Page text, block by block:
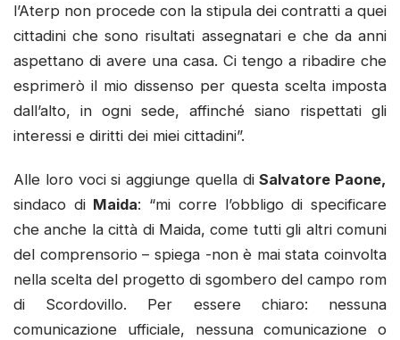
l’Aterp non procede con la stipula dei contratti a quei
cittadini che sono risultati assegnatari e che da anni
aspettano di avere una casa. Ci tengo a ribadire che
esprimerò il mio dissenso per questa scelta imposta
dall’alto, in ogni sede, affinché siano rispettati gli
interessi e diritti dei miei cittadini”.
Alle loro voci si aggiunge quella diSalvatore Paone,
sindaco di Maida: “mi corre l’obbligo di specificare
che anche la città di Maida, come tutti gli altri comuni
del comprensorio – spiega -non è mai stata coinvolta
nella scelta del progetto di sgombero del campo rom
di Scordovillo. Per essere chiaro: nessuna
comunicazione ufficiale, nessuna comunicazione o